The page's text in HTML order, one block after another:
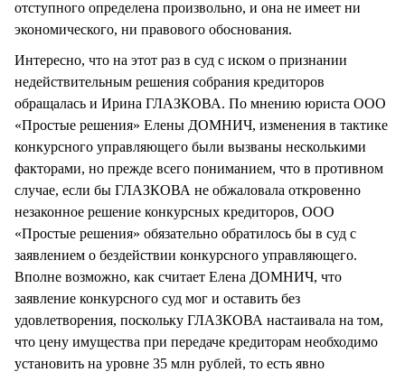
отступного определена произвольно, и она не имеет ни
экономического, ни правового обоснования.
Интересно, что на этот раз в суд с иском о признании
недействительным решения собрания кредиторов
обращалась и Ирина ГЛАЗКОВА. По мнению юриста ООО
«Простые решения» Елены ДОМНИЧ, изменения в тактике
конкурсного управляющего были вызваны несколькими
факторами, но прежде всего пониманием, что в противном
случае, если бы ГЛАЗКОВА не обжаловала откровенно
незаконное решение конкурсных кредиторов, ООО
«Простые решения» обязательно обратилось бы в суд с
заявлением о бездействии конкурсного управляющего.
Вполне возможно, как считает Елена ДОМНИЧ, что
заявление конкурсного суд мог и оставить без
удовлетворения, поскольку ГЛАЗКОВА настаивала на том,
что цену имущества при передаче кредиторам необходимо
установить на уровне 35 млн рублей, то есть явно